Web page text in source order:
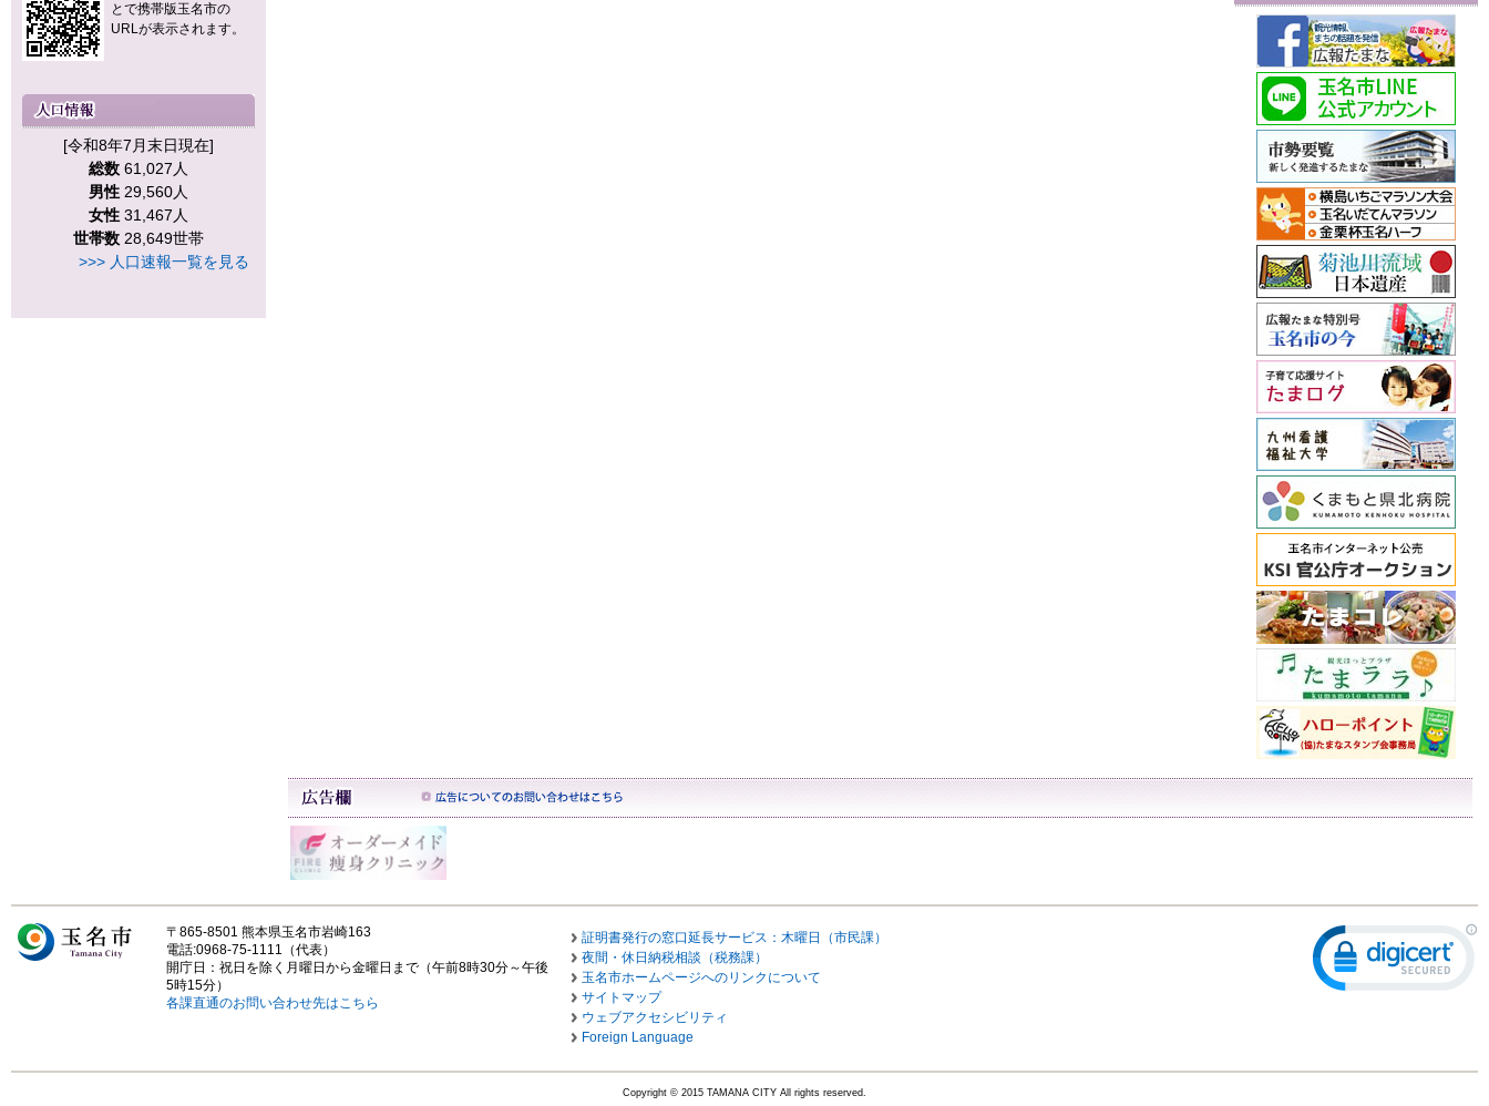
とで携帯版玉名市の
URLが表示されます。
[令和8年7月末日現在]
総数 61,027人
男性 29,560人
女性 31,467人
世帯数 28,649世帯
>>> 人口速報一覧を見る
〒865-8501 熊本県玉名市岩崎163
電話:0968-75-1111（代表）
開庁日：祝日を除く月曜日から金曜日まで（午前8時30分～午後
5時15分）
各課直通のお問い合わせ先はこちら
証明書発行の窓口延長サービス：木曜日（市民課）
夜間・休日納税相談（税務課）
玉名市ホームページへのリンクについて
サイトマップ
ウェブアクセシビリティ
Foreign Language
Copyright © 2015 TAMANA CITY All rights reserved.